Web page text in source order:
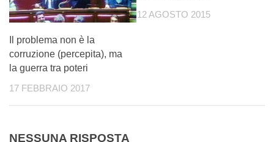
Il problema non è la
corruzione (percepita), ma
la guerra tra poteri
17 FEBBRAIO 2017
12 AGOSTO 2015
NESSUNA RISPOSTA